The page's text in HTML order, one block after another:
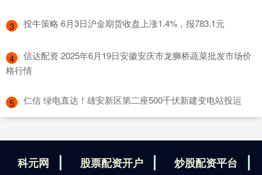
3 ​投牛策略 6月3日沪金期货收盘上涨1.4%，报783.1元
4
​信达配资 2025年6月19日安徽安庆市龙狮桥蔬菜批发市场价
格行情
5 ​仁信 绿电直达！雄安新区第二座500千伏新建变电站投运
科元网 股票配资开户 炒股配资平台